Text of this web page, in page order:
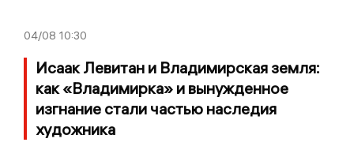
04/08 10:30
Исаак Левитан и Владимирская земля:
как «Владимирка» и вынужденное
изгнание стали частью наследия
художника